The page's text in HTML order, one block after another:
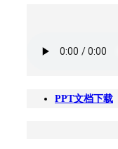
PPT文档下载